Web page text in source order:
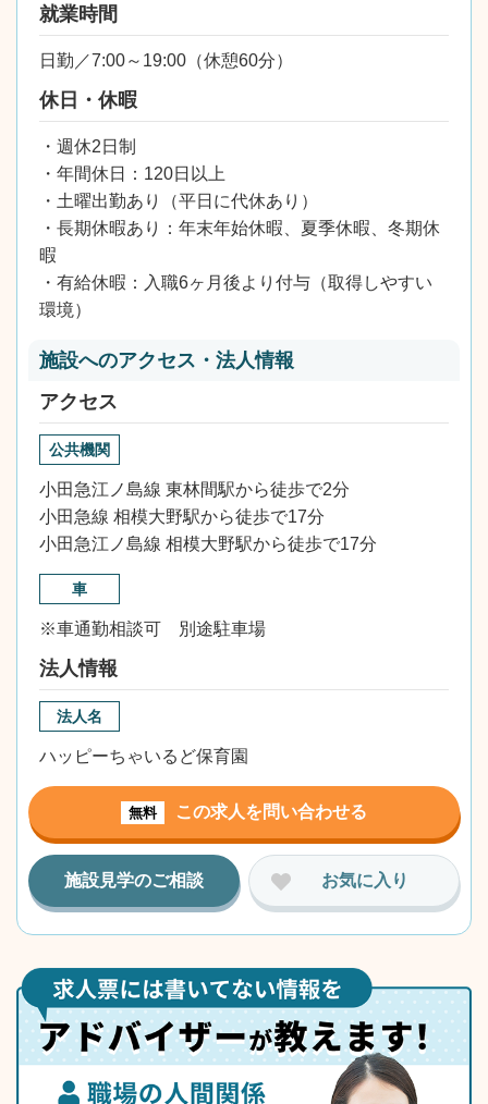
就業時間
日勤／7:00～19:00（休憩60分）
休日・休暇
・週休2日制
・年間休日：120日以上
・土曜出勤あり（平日に代休あり）
・長期休暇あり：年末年始休暇、夏季休暇、冬期休
暇
・有給休暇：入職6ヶ月後より付与（取得しやすい
環境）
施設へのアクセス・法人情報
アクセス
公共機関
小田急江ノ島線 東林間駅から徒歩で2分
小田急線 相模大野駅から徒歩で17分
小田急江ノ島線 相模大野駅から徒歩で17分
車
※車通勤相談可 別途駐車場
法人情報
法人名
ハッピーちゃいるど保育園
無料 この求人を問い合わせる
施設見学のご相談 お気に入り